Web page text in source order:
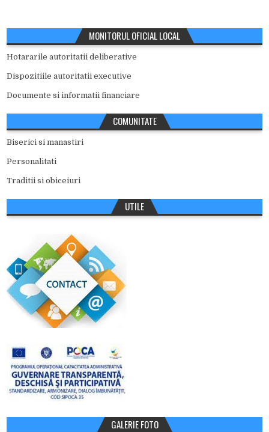
MONITORUL OFICIAL LOCAL
Hotararile autoritatii deliberative
Dispozitiile autoritatii executive
Documente si informatii financiare
COMUNITATE
Biserici si manastiri
Personalitati
Traditii si obiceiuri
UTILE
GALERIE FOTO